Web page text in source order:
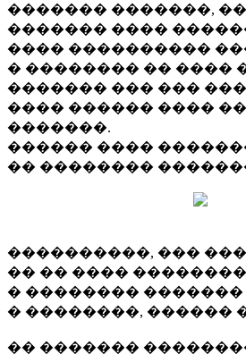
������� �������,
������� ����
���� ����������
� �������� �� ����
������� ��� ���
���� ������ ����
�������.
������ ����
�� ��������
����������, ���
�� �� ����
� �������� �������
� ��������, ������
�� �������